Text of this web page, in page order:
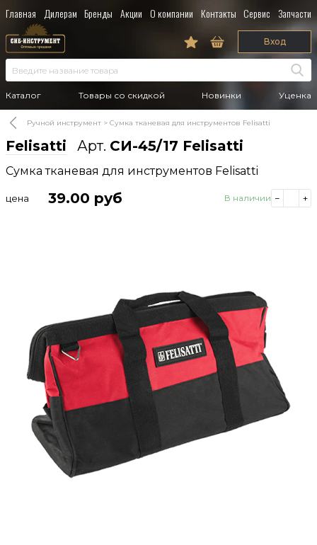
Главная Дилерам Бренды Акции О компании Контакты Сервис Запчасти
Каталог Товары со скидкой Новинки Уценка
Вход
Ручной инструмент Сумка тканевая для инструментов Felisatti
Felisatti Арт. СИ-45/17 Felisatti
Сумка тканевая для инструментов Felisatti
цена 39.00 руб В наличии